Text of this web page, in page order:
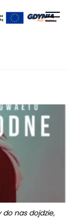
do nas dojdzie,